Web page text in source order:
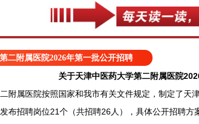
二附属医院2026年第一批公开招聘
关于天津中医药大学第二附属医院
属医院按照国家和我市有关文件规定，制定了天
布招聘岗位21个（共招聘26人），具体公开招聘方